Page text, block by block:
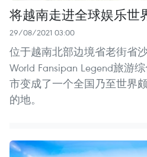
将越南走进全球娱乐世
29/08/2021 03:00
位于越南北部边境省老街省
World Fansipan Legend旅游
市变成了一个全国乃至世界
的地。